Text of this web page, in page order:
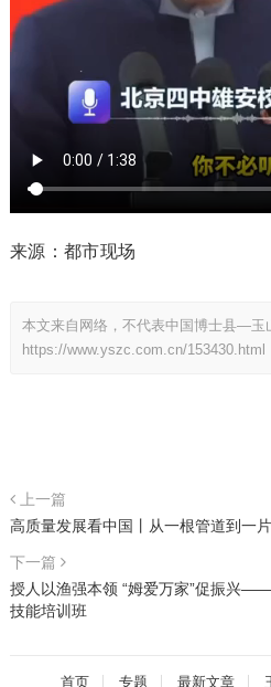
来源：都市现场
本文来自网络，不代表中国博士县—玉
https://www.yszc.com.cn/153430.html
上一篇
高质量发展看中国丨从一根管道到一
下一篇
授人以渔强本领 “姆爱万家”促振兴
技能培训班
首页 专题 最新文章